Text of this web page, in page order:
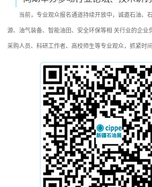
当前，专业观众报名通道持续开放中，诚邀石油、
源、油气装备、智能油田、安全环保等相 关行业的企业
采购人员、科研工作者、高校师生等专业观众，抓紧时间